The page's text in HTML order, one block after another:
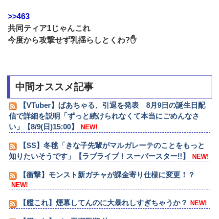
>>463
共同ティア1じゃんこれ
今度から攻撃せず乳揺らしとくわ?✋
中間オススメ記事
【VTuber】ばあちゃる、引退を発表 8月9日の誕生日配
信で詳細を説明「ずっと続けられなくて本当にごめんなさ
い」【8/9(日)15:00】
NEW!
【SS】冬毬「きな子先輩がマルガレーテのことをもっと
知りたいそうです」【ラブライブ！スーパースター!!】
NEW!
【衝撃】モンスト新ガチャが課金寄り仕様に変更！？
NEW!
【艦これ】煙幕してんのに大暴れしすぎちゃうか？ NEW!